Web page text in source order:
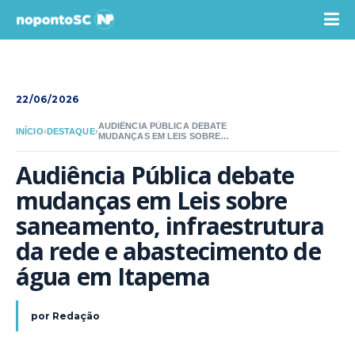
22/06/2026
INÍCIO›DESTAQUE›
AUDIÊNCIA PÚBLICA DEBATE
MUDANÇAS EM LEIS SOBRE
ITAPEMA
Audiência Pública debate
mudanças em Leis sobre
saneamento, infraestrutura
da rede e abastecimento de
água em Itapema
por Redação